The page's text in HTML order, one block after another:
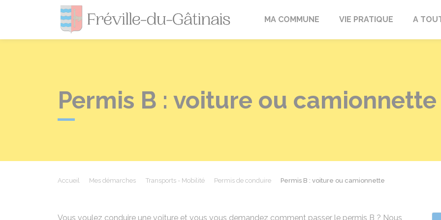
Fréville-du-Gâtinais
MA COMMUNE VIE PRATIQUE A
Permis B : voiture ou camionnette
Accueil Mes démarches Transports - Mobilité Permis de conduire Permis B : voiture ou camionnette
Vous voulez conduire une voiture et vous vous demandez comment passer le permis B ? Nous